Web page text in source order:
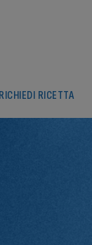
RICHIEDI RICETTA